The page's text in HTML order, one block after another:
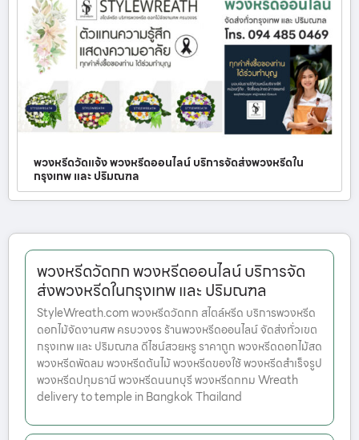
พวงหรีดวัดแจ้ง พวงหรีดออนไลน์ บริการจัดส่งพวงหรีดใน
กรุงเทพ และ ปริมณฑล
พวงหรีดวัดกก พวงหรีดออนไลน์ บริการจัด
ส่งพวงหรีดในกรุงเทพ และ ปริมณฑล
StyleWreath.com พวงหรีดวัดกก สไตล์หรีด บริการพวงหรีด
ดอกไม้จัดงานศพ ครบวงจร ร้านพวงหรีดออนไลน์ จัดส่งทั่วเขต
กรุงเทพ และ ปริมณฑล ดีไซน์สวยหรู ราคาถูก พวงหรีดดอกไม้สด
พวงหรีดพัดลม พวงหรีดต้นไม้ พวงหรีดของใช้ พวงหรีดสำเร็จรูป
พวงหรีดปทุมธานี พวงหรีดนนทบุรี พวงหรีดกทม Wreath
delivery to temple in Bangkok Thailand